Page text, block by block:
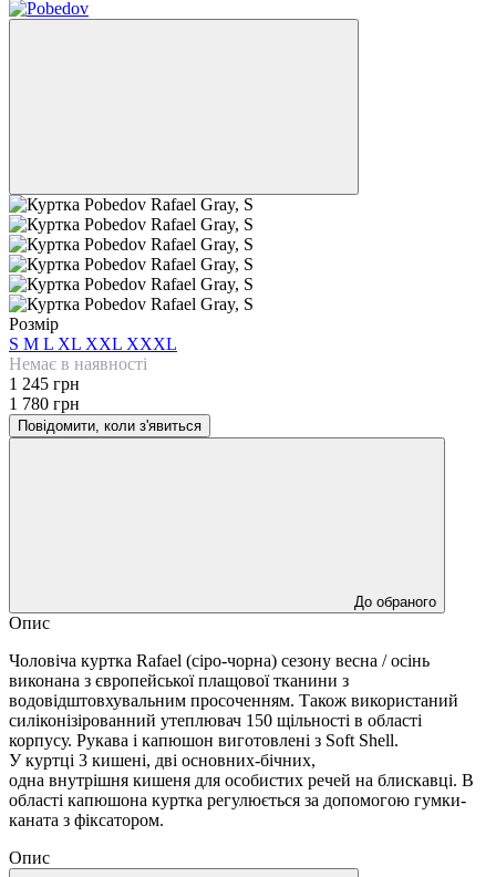
Розмір
S M L XL XXL XXXL
Немає в наявності
1 245 грн
1 780 грн
Повідомити, коли з'явиться
До обраного
Опис
Чоловіча куртка Rafael (сіро-чорна) сезону весна / осінь
виконана з європейської плащової тканини з
водовідштовхувальним просоченням. Також використаний
силіконізірованний утеплювач 150 щільності в області
корпусу. Рукава і капюшон виготовлені з Soft Shell.
У куртці 3 кишені, дві основних-бічних,
одна внутрішня кишеня для особистих речей на блискавці. В
області капюшона куртка регулюється за допомогою гумки-
каната з фіксатором.
Опис